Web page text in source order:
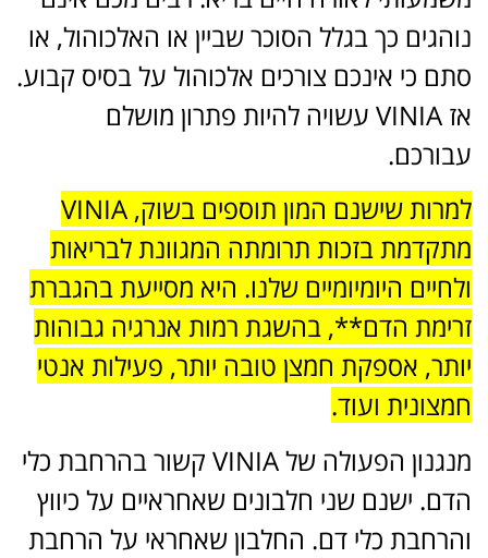
נוהגים כך בגלל הסוכר שביין או האלכוהול, או
סתם כי אינכם צורכים אלכוהול על בסיס קבוע.
אז VINIA עשויה להיות פתרון מושלם
עבורכם.
למרות שישנם המון תוספים בשוק, VINIA
מתקדמת בזכות תרומתה המגוונת לבריאות
ולחיים היומיומיים שלנו. היא מסייעת בהגברת
זרימת הדם**, בהשגת רמות אנרגיה גבוהות
יותר, אספקת חמצן טובה יותר, פעילות אנטי
חמצונית ועוד.
מנגנון הפעולה של VINIA קשור בהרחבת כלי
הדם. ישנם שני חלבונים שאחראיים על כיווץ
והרחבת כלי דם. החלבון שאחראי על הרחבת